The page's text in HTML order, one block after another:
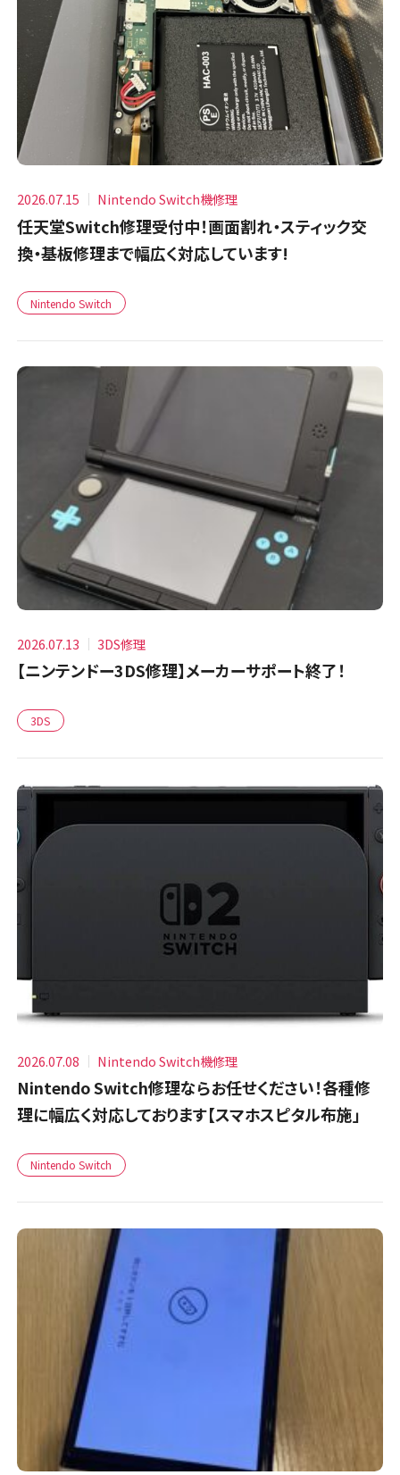
2026.07.15 Nintendo Switch機修理
任天堂Switch修理受付中！画面割れ・スティック交
換・基板修理まで幅広く対応しています!
Nintendo Switch
2026.07.13 3DS修理
【ニンテンドー3DS修理】メーカーサポート終了！
3DS
2026.07.08 Nintendo Switch機修理
Nintendo Switch修理ならお任せください！各種修
理に幅広く対応しております【スマホスピタル布施」
Nintendo Switch